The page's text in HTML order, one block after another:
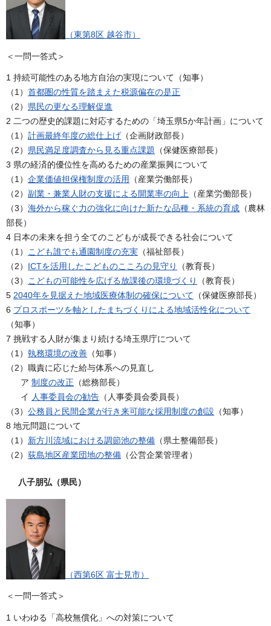
（東第8区 越谷市）
＜一問一答式＞
1 持続可能性のある地方自治の実現について（知事）
（1） 首都圏の性質を踏まえた税源偏在の是正
（2） 県民の更なる理解促進
2 二つの歴史的課題に対応するための「埼玉県5か年計画」について
（1） 計画最終年度の総仕上げ （企画財政部長）
（2） 県民満足度調査から見る重点課題 （保健医療部長）
3 県の経済的優位性を高めるための産業振興について
（1） 企業価値担保権制度の活用
（産業労働部長）
（2） 副業・兼業人財の支援による開業率の向上 （産業労働部長）
（3） 海外から稼ぐ力の強化に向けた新たな品種・系統の育成 （農林
部長）
4 日本の未来を担う全てのこどもが成長できる社会について
（1）
こども誰でも通園制度の充実 （福祉部長）
（2） ICTを活用したこどものこころの見守り
（教育長）
（3）
こどもの可能性を広げる放課後の環境づくり
（教育長）
5 2040年を見据えた地域医療体制の確保について （保健医療部長）
6 プロスポーツを軸としたまちづくりによる地域活性化について
（知事）
7 挑戦する人財が集まり続ける埼玉県庁について
（1） 執務環境の改善 （知事）
（2）職責に応じた給与体系への見直し
ア 制度の改正 （総務部長）
イ 人事委員会の勧告 （人事委員会委員長）
（3） 公務員と民間企業が行き来可能な採用制度の創設 （知事）
8 地元問題について
（1） 新方川流域における調節池の整備 （県土整備部長）
（2） 荻島地区産業団地の整備 （公営企業管理者）
八子朋弘（県民）
（西第6区 富士見市）
＜一問一答式＞
1 いわゆる「高校無償化」への対策について